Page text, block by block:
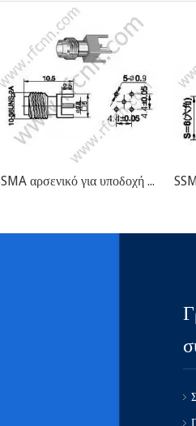
SSMA αρσενικό για υποδοχή PCB RF